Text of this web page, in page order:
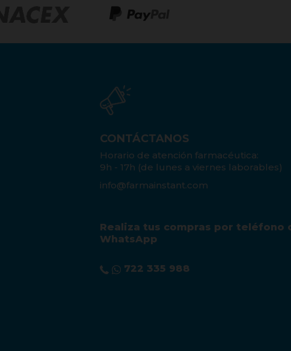
CONTÁCTANOS
Horario de atención farmacéutica:
9h - 17h (de lunes a viernes laborables)
info@farmainstant.com
Realiza tus compras por teléfono
WhatsApp
722 335 988